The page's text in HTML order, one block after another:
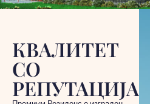
КВАЛИТЕТ
СО
РЕПУТАЦИЈА